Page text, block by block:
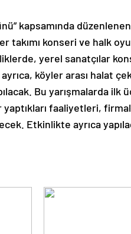
kapsamında
takımı konseri ve halk
yerel sanatçılar
köyler arası halat
Bu yarışmalarda ilk
faaliyetleri,
Etkinlikte ayrıca